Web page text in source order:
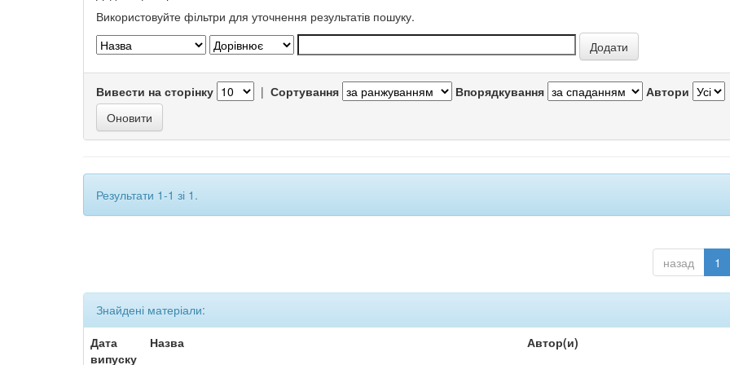
Використовуйте фільтри для уточнення результатів пошуку.
Вивести на сторінку | Сортування Впорядкування Автори
Результати 1-1 зі 1.
назад 1
Знайдені матеріали:
Дата
випуску
Назва Автор(и)